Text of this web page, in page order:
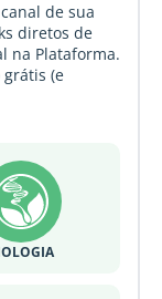
de sua
diretos de
na Plataforma.
grátis (e